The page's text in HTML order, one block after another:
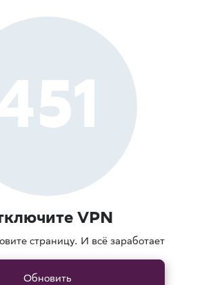
VPN
страницу. И всё заработает
Обновить